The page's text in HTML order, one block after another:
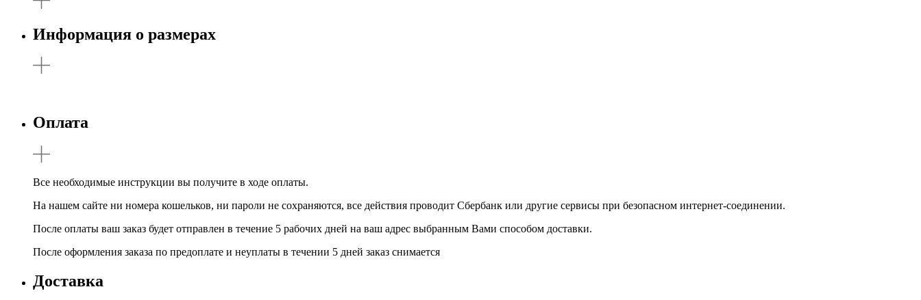
Информация о размерах
Оплата
Все необходимые инструкции вы получите в ходе оплаты.
На нашем сайте ни номера кошельков, ни пароли не сохраняются, все действия проводит Сбербанк или другие сервисы при безопасном интернет-соединении.
После оплаты ваш заказ будет отправлен в течение 5 рабочих дней на ваш адрес выбранным Вами способом доставки.
После оформления заказа по предоплате и неуплаты в течении 5 дней заказ снимается
Доставка